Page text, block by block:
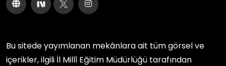
Bu sitede yayımlanan mekânlara ait tüm görsel ve
içerikler, ilgili İl Millî Eğitim Müdürlüğü tarafından